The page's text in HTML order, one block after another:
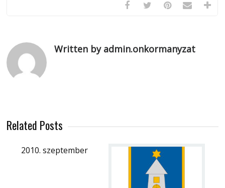
Written by admin.onkormanyzat
Related Posts
2010. szeptember